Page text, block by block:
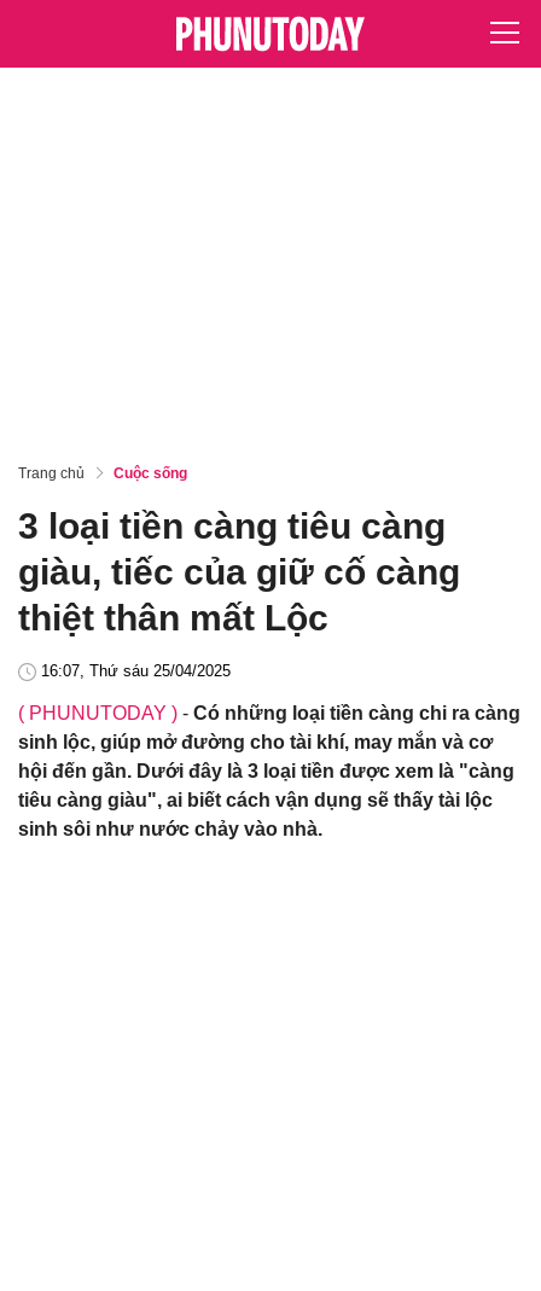
Trang chủ Cuộc sống
3 loại tiền càng tiêu càng
giàu, tiếc của giữ cố càng
thiệt thân mất Lộc
16:07, Thứ sáu 25/04/2025
( PHUNUTODAY ) - Có những loại tiền càng chi ra càng
sinh lộc, giúp mở đường cho tài khí, may mắn và cơ
hội đến gần. Dưới đây là 3 loại tiền được xem là "càng
tiêu càng giàu", ai biết cách vận dụng sẽ thấy tài lộc
sinh sôi như nước chảy vào nhà.